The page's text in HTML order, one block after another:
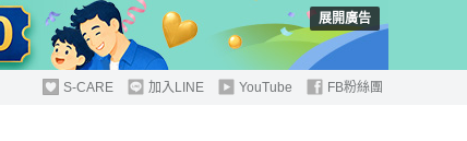
展開廣告
S-CARE 加入LINE YouTube FB粉絲團